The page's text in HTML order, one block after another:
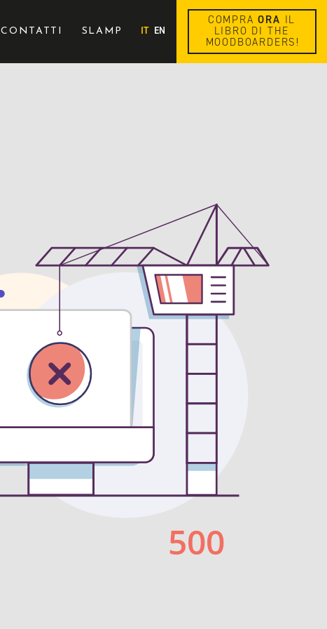
CONTATTI SLAMP IT EN
COMPRAORA IL
LIBRO DI THE
MOODBOARDERS!